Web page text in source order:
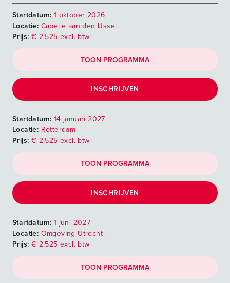
Startdatum: 1 oktober 2026
Locatie: Capelle aan den IJssel
Prijs: € 2.525 excl. btw
TOON PROGRAMMA
INSCHRIJVEN
Startdatum: 14 januari 2027
Locatie: Rotterdam
Prijs: € 2.525 excl. btw
TOON PROGRAMMA
INSCHRIJVEN
Startdatum: 1 juni 2027
Locatie: Omgeving Utrecht
Prijs: € 2.525 excl. btw
TOON PROGRAMMA